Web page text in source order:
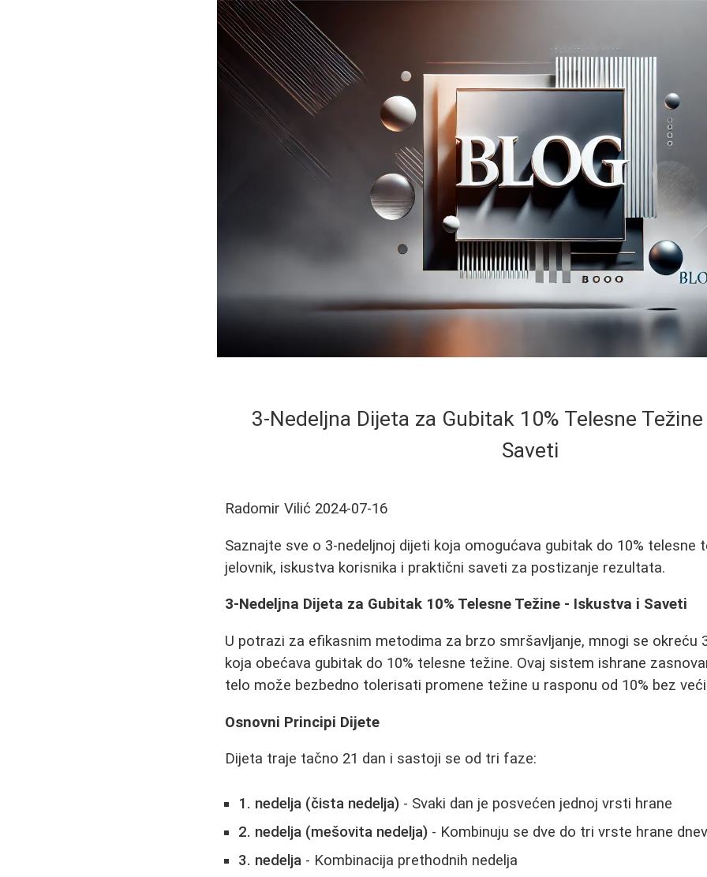
3-Nedeljna Dijeta za Gubitak 10% Telesne
Saveti
Radomir Vilić 2024-07-16
Saznajte sve o 3-nedeljnoj dijeti koja omogućava gubitak do 10% telesne
jelovnik, iskustva korisnika i praktični saveti za postizanje rezultata.
3-Nedeljna Dijeta za Gubitak 10% Telesne Težine - Iskustva i Saveti
U potrazi za efikasnim metodima za brzo smršavljanje, mnogi se okreću
koja obećava gubitak do 10% telesne težine. Ovaj sistem ishrane
telo može bezbedno tolerisati promene težine u rasponu od 10% bez
Osnovni Principi Dijete
Dijeta traje tačno 21 dan i sastoji se od tri faze:
1. nedelja (čista nedelja) - Svaki dan je posvećen jednoj vrsti hrane
2. nedelja (mešovita nedelja) - Kombinuju se dve do tri vrste hrane
3. nedelja - Kombinacija prethodnih nedelja